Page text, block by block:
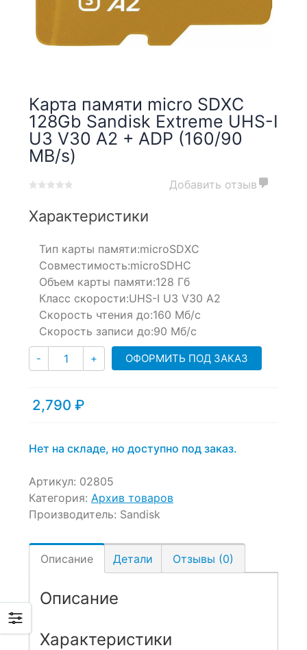
Карта памяти micro SDXC
128Gb Sandisk Extreme UHS-I
U3 V30 A2 + ADP (160/90
MB/s)
out
of
customer
Добавить отзыв
Характеристики
Тип карты памяти:microSDXC
Совместимость:microSDHC
Объем карты памяти:128 Гб
Класс скорости:UHS-I U3 V30 A2
Скорость чтения до:160 Мб/с
Скорость записи до:90 Мб/с
- Количество
+ ОФОРМИТЬ ПОД ЗАКАЗ
2,790 ₽
Нет на складе, но доступно под заказ.
Артикул: 02805
Категория: Архив товаров
Производитель: Sandisk
Описание Детали Отзывы (0)
Описание
Характеристики